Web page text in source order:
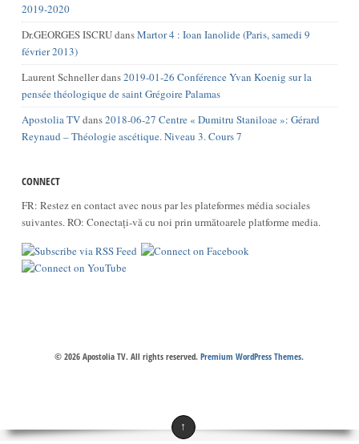
2019-2020
Dr.GEORGES ISCRUdansMartor 4 : Ioan Ianolide (Paris, samedi 9
février 2013)
Laurent Schnellerdans2019-01-26 Conférence Yvan Koenig sur la
pensée théologique de saint Grégoire Palamas
Apostolia TVdans2018-06-27 Centre « Dumitru Staniloae »: Gérard
Reynaud – Théologie ascétique. Niveau 3. Cours 7
CONNECT
FR: Restez en contact avec nous par les plateformes média sociales
suivantes. RO: Conectați-vă cu noi prin următoarele platforme media.
© 2026 Apostolia TV. All rights reserved.Premium WordPress Themes.
↑